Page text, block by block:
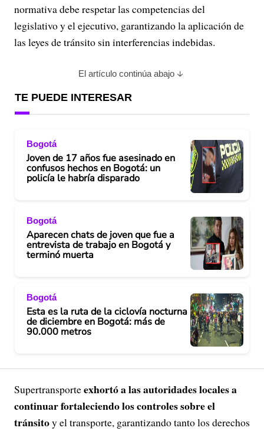
normativa debe respetar las competencias del
legislativo y el ejecutivo, garantizando la aplicación de
las leyes de tránsito sin interferencias indebidas.
El artículo continúa abajo
TE PUEDE INTERESAR
Bogotá
Joven de 17 años fue asesinado en
confusos hechos en Bogotá: un
policía le habría disparado
Bogotá
Aparecen chats de joven que fue a
entrevista de trabajo en Bogotá y
terminó muerta
Bogotá
Esta es la ruta de la ciclovía nocturna
de diciembre en Bogotá: más de
90.000 metros
Supertransporteexhortó a las autoridades locales a
continuar fortaleciendo los controles sobre el
tránsitoy el transporte, garantizando tanto los derechos